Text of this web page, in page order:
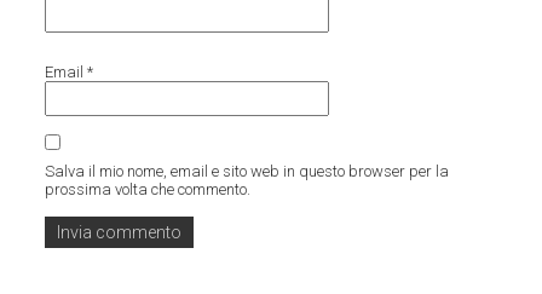
Email*
Salva il mio nome, email e sito web in questo browser per la
prossima volta che commento.